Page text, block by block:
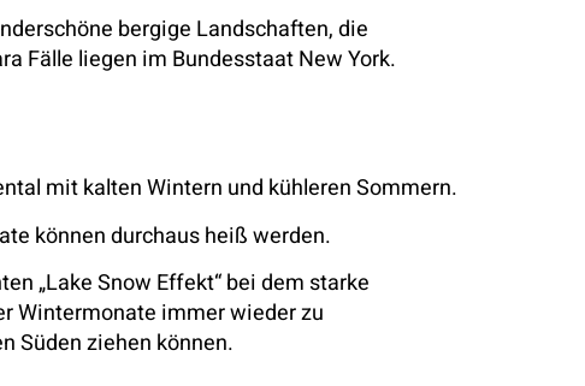
bergige Landschaften, die
Fälle liegen im Bundesstaat New York.
mit kalten Wintern und kühleren Sommern.
können durchaus heiß werden.
„Lake Snow Effekt“ bei dem starke
Wintermonate immer wieder zu
Süden ziehen können.